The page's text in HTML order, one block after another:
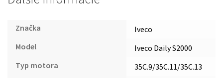
Značka
Iveco
Model
Iveco Daily S2000
Typ motora
35C.9/35C.11/35C.13